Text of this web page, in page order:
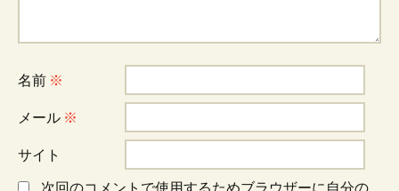
シ
ョ
名前 ※
メール ※
サイト
次回のコメントで使用するためブラウザーに自分の